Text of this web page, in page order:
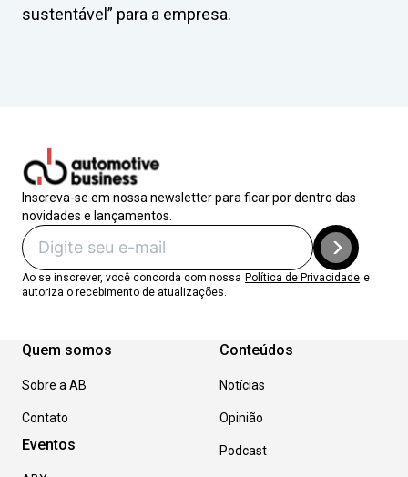
sustentável” para a empresa.
Inscreva-se em nossa newsletter para ficar por dentro das
novidades e lançamentos.
Ao se inscrever, você concorda com nossa Política de Privacidade e
autoriza o recebimento de atualizações.
Quem somos
Sobre a AB
Contato
Eventos
Conteúdos
Notícias
Opinião
Podcast